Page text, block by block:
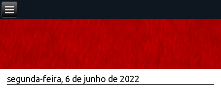
segunda-feira, 6 de junho de 2022